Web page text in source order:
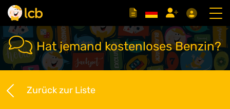
Hat jemand kostenloses Benzin?
Zurück zur Liste